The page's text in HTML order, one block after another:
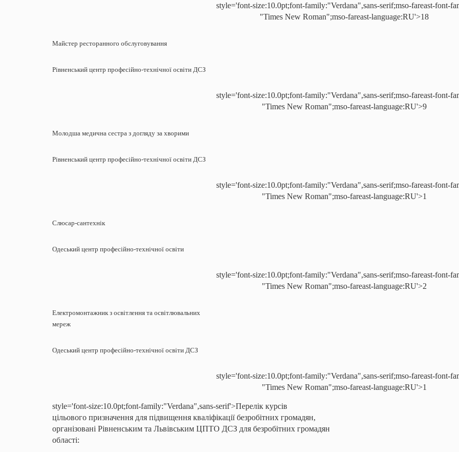
style='font-size:10.0pt;font-family:"Verdana",sans-serif;mso-fareast-font-
"Times New Roman";mso-fareast-language:RU'>18
Майстер ресторанного обслуговування
Рівненський центр професійно-технічної освіти ДСЗ
style='font-size:10.0pt;font-family:"Verdana",sans-serif;mso-fareast-font-
"Times New Roman";mso-fareast-language:RU'>9
Молодша медична сестра з догляду за хворими
Рівненський центр професійно-технічної освіти ДСЗ
style='font-size:10.0pt;font-family:"Verdana",sans-serif;mso-fareast-font-
"Times New Roman";mso-fareast-language:RU'>1
Слюсар-сантехнік
Одеський центр професійно-технічної освіти
style='font-size:10.0pt;font-family:"Verdana",sans-serif;mso-fareast-font-
"Times New Roman";mso-fareast-language:RU'>2
Електромонтажник з освітлення та освітлювальних
мереж
Одеський центр професійно-технічної освіти ДСЗ
style='font-size:10.0pt;font-family:"Verdana",sans-serif;mso-fareast-font-
"Times New Roman";mso-fareast-language:RU'>1
style='font-size:10.0pt;font-family:"Verdana",sans-serif'>Перелік курсів
цільового призначення для підвищення кваліфікації безробітних громадян,
організовані Рівненським та Львівським ЦПТО ДСЗ для безробітних громадян
області: